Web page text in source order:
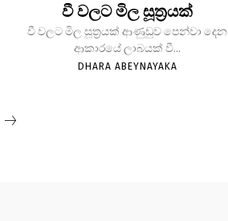
වී වලට මිල සූත්‍රයක්
වී වලට මිල සූත්‍රයක් ආණුඩුව පෙන්වා දෙන
ආකාරයේ ලාබයක් වී...
DHARA ABEYNAYAKA